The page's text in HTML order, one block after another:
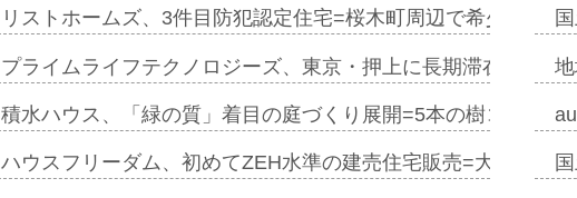
リストホームズ、3件目防犯認定住宅=桜木町周辺で希少価値
プライムライフテクノロジーズ、東京・押上に長期滞在型ホテ
積水ハウス、「緑の質」着目の庭づくり展開=5本の樹コンパ
ハウスフリーダム、初めてZEH水準の建売住宅販売=大阪府柏